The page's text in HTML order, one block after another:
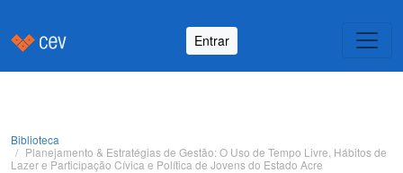
Entrar
Biblioteca
Planejamento & Estratégias de Gestão: O Uso de Tempo Livre, Hábitos de
Lazer e Participação Cívica e Política de Jovens do Estado Acre